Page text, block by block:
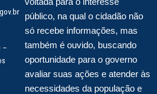
–
público, na qual o cidadão não
só recebe informações, mas
também é ouvido, buscando
oportunidade para o governo
avaliar suas ações e atender às
necessidades da população e